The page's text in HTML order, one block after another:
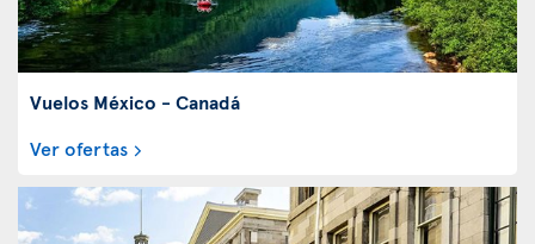
Vuelos México - Canadá
Ver ofertas